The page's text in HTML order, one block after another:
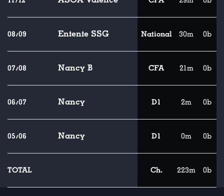
08/09 Entente SSG National 30m 0b
07/08 Nancy B CFA 21m 0b
06/07 Nancy D1 2m 0b
05/06 Nancy D1 0m 0b
TOTAL Ch. 223m 0b